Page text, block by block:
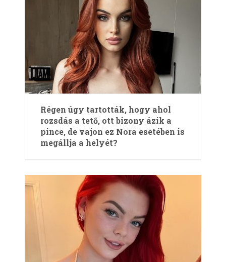
Régen úgy tartották, hogy ahol
rozsdás a tető, ott bizony ázik a
pince, de vajon ez Nora esetében is
megállja a helyét?